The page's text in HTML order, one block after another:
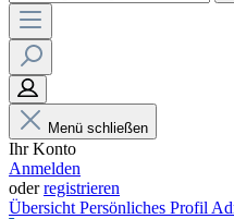
Menü schließen
Ihr Konto
Anmelden
oderregistrieren
Übersicht Persönliches Profil